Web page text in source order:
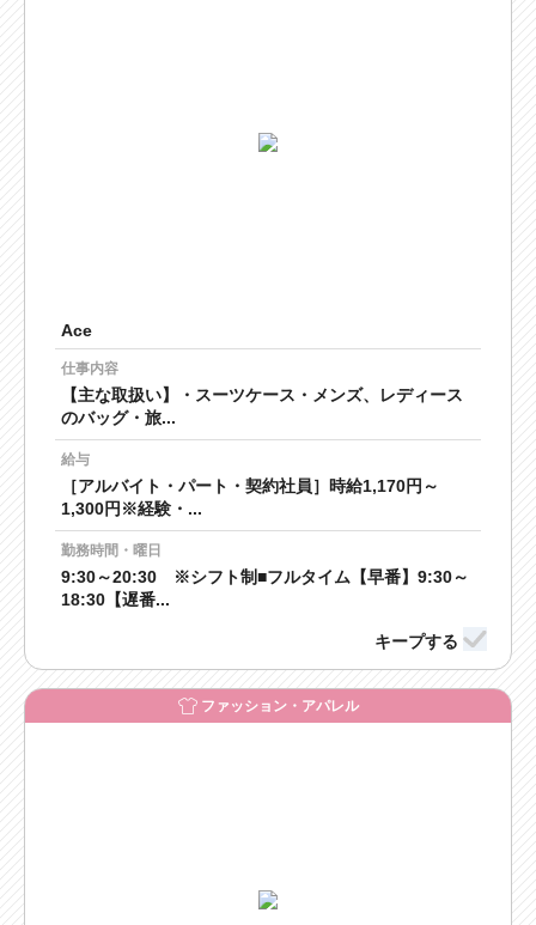
Ace
仕事内容
【主な取扱い】・スーツケース・メンズ、レディース
のバッグ・旅...
給与
［アルバイト・パート・契約社員］時給1,170円～
1,300円※経験・...
勤務時間・曜日
9:30～20:30 ※シフト制■フルタイム【早番】9:30～
18:30【遅番...
ファッション・アパレル